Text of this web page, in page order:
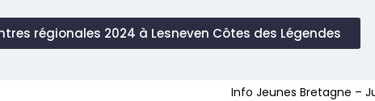
régionales 2024 à Lesneven Côtes des Légendes
Info Jeunes Bretagne –